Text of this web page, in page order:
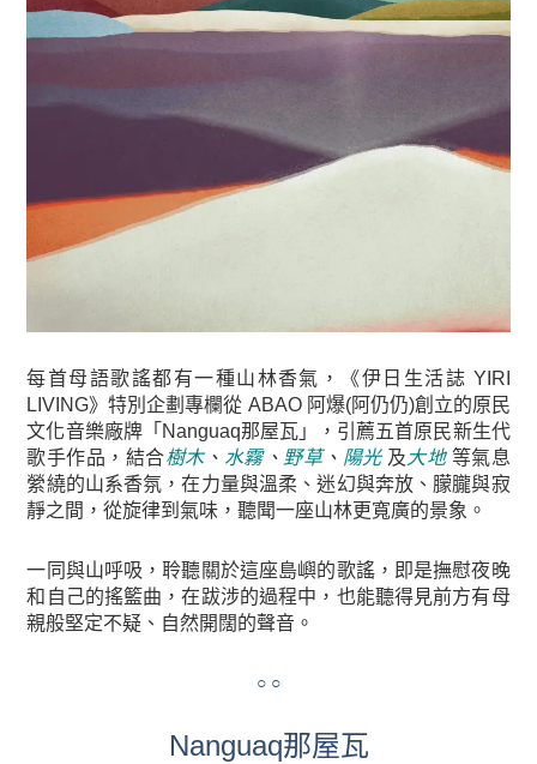
每首母語歌謠都有一種山林香氣，
《伊日生活誌 YIRI
LIVING》特別企劃專欄從 ABAO 阿爆(阿仍仍)創立的原⺠
文化音樂廠牌「Nanguaq那屋瓦」
，引薦五首原⺠新生代
歌手作品，結合樹木、 水霧、 野草、 陽光 及 大地 等氣息
縈繞的山系香氛，在力量與溫柔、迷幻與奔放、朦朧與寂
靜之間，從旋律到氣味，聽聞一座山林更寬廣的景象。
一同與山呼吸，聆聽關於這座島嶼的歌謠，即是撫慰夜晚
和自己的搖籃曲，在跋涉的過程中，也能聽得見前方有母
親般堅定不疑、自然開闊的聲音。
○ ○
Nanguaq那屋瓦